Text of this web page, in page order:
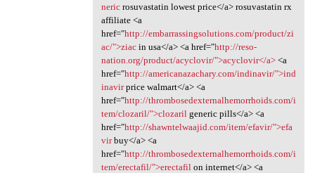
nericrosuvastatin lowest price</a> rosuvastatin rx
affiliate <a
href="http://embarrassingsolutions.com/product/zi
ac/">ziacin usa</a> <a href="http://reso-
nation.org/product/acyclovir/">acyclovir</a><a
href="http://americanazachary.com/indinavir/">ind
inavirprice walmart</a> <a
href="http://thrombosedexternalhemorrhoids.com/i
tem/clozaril/">clozaril generic pills</a> <a
href="http://shawntelwaajid.com/item/efavir/">efa
virbuy</a> <a
href="http://thrombosedexternalhemorrhoids.com/i
tem/erectafil/">erectafil on internet</a> <a